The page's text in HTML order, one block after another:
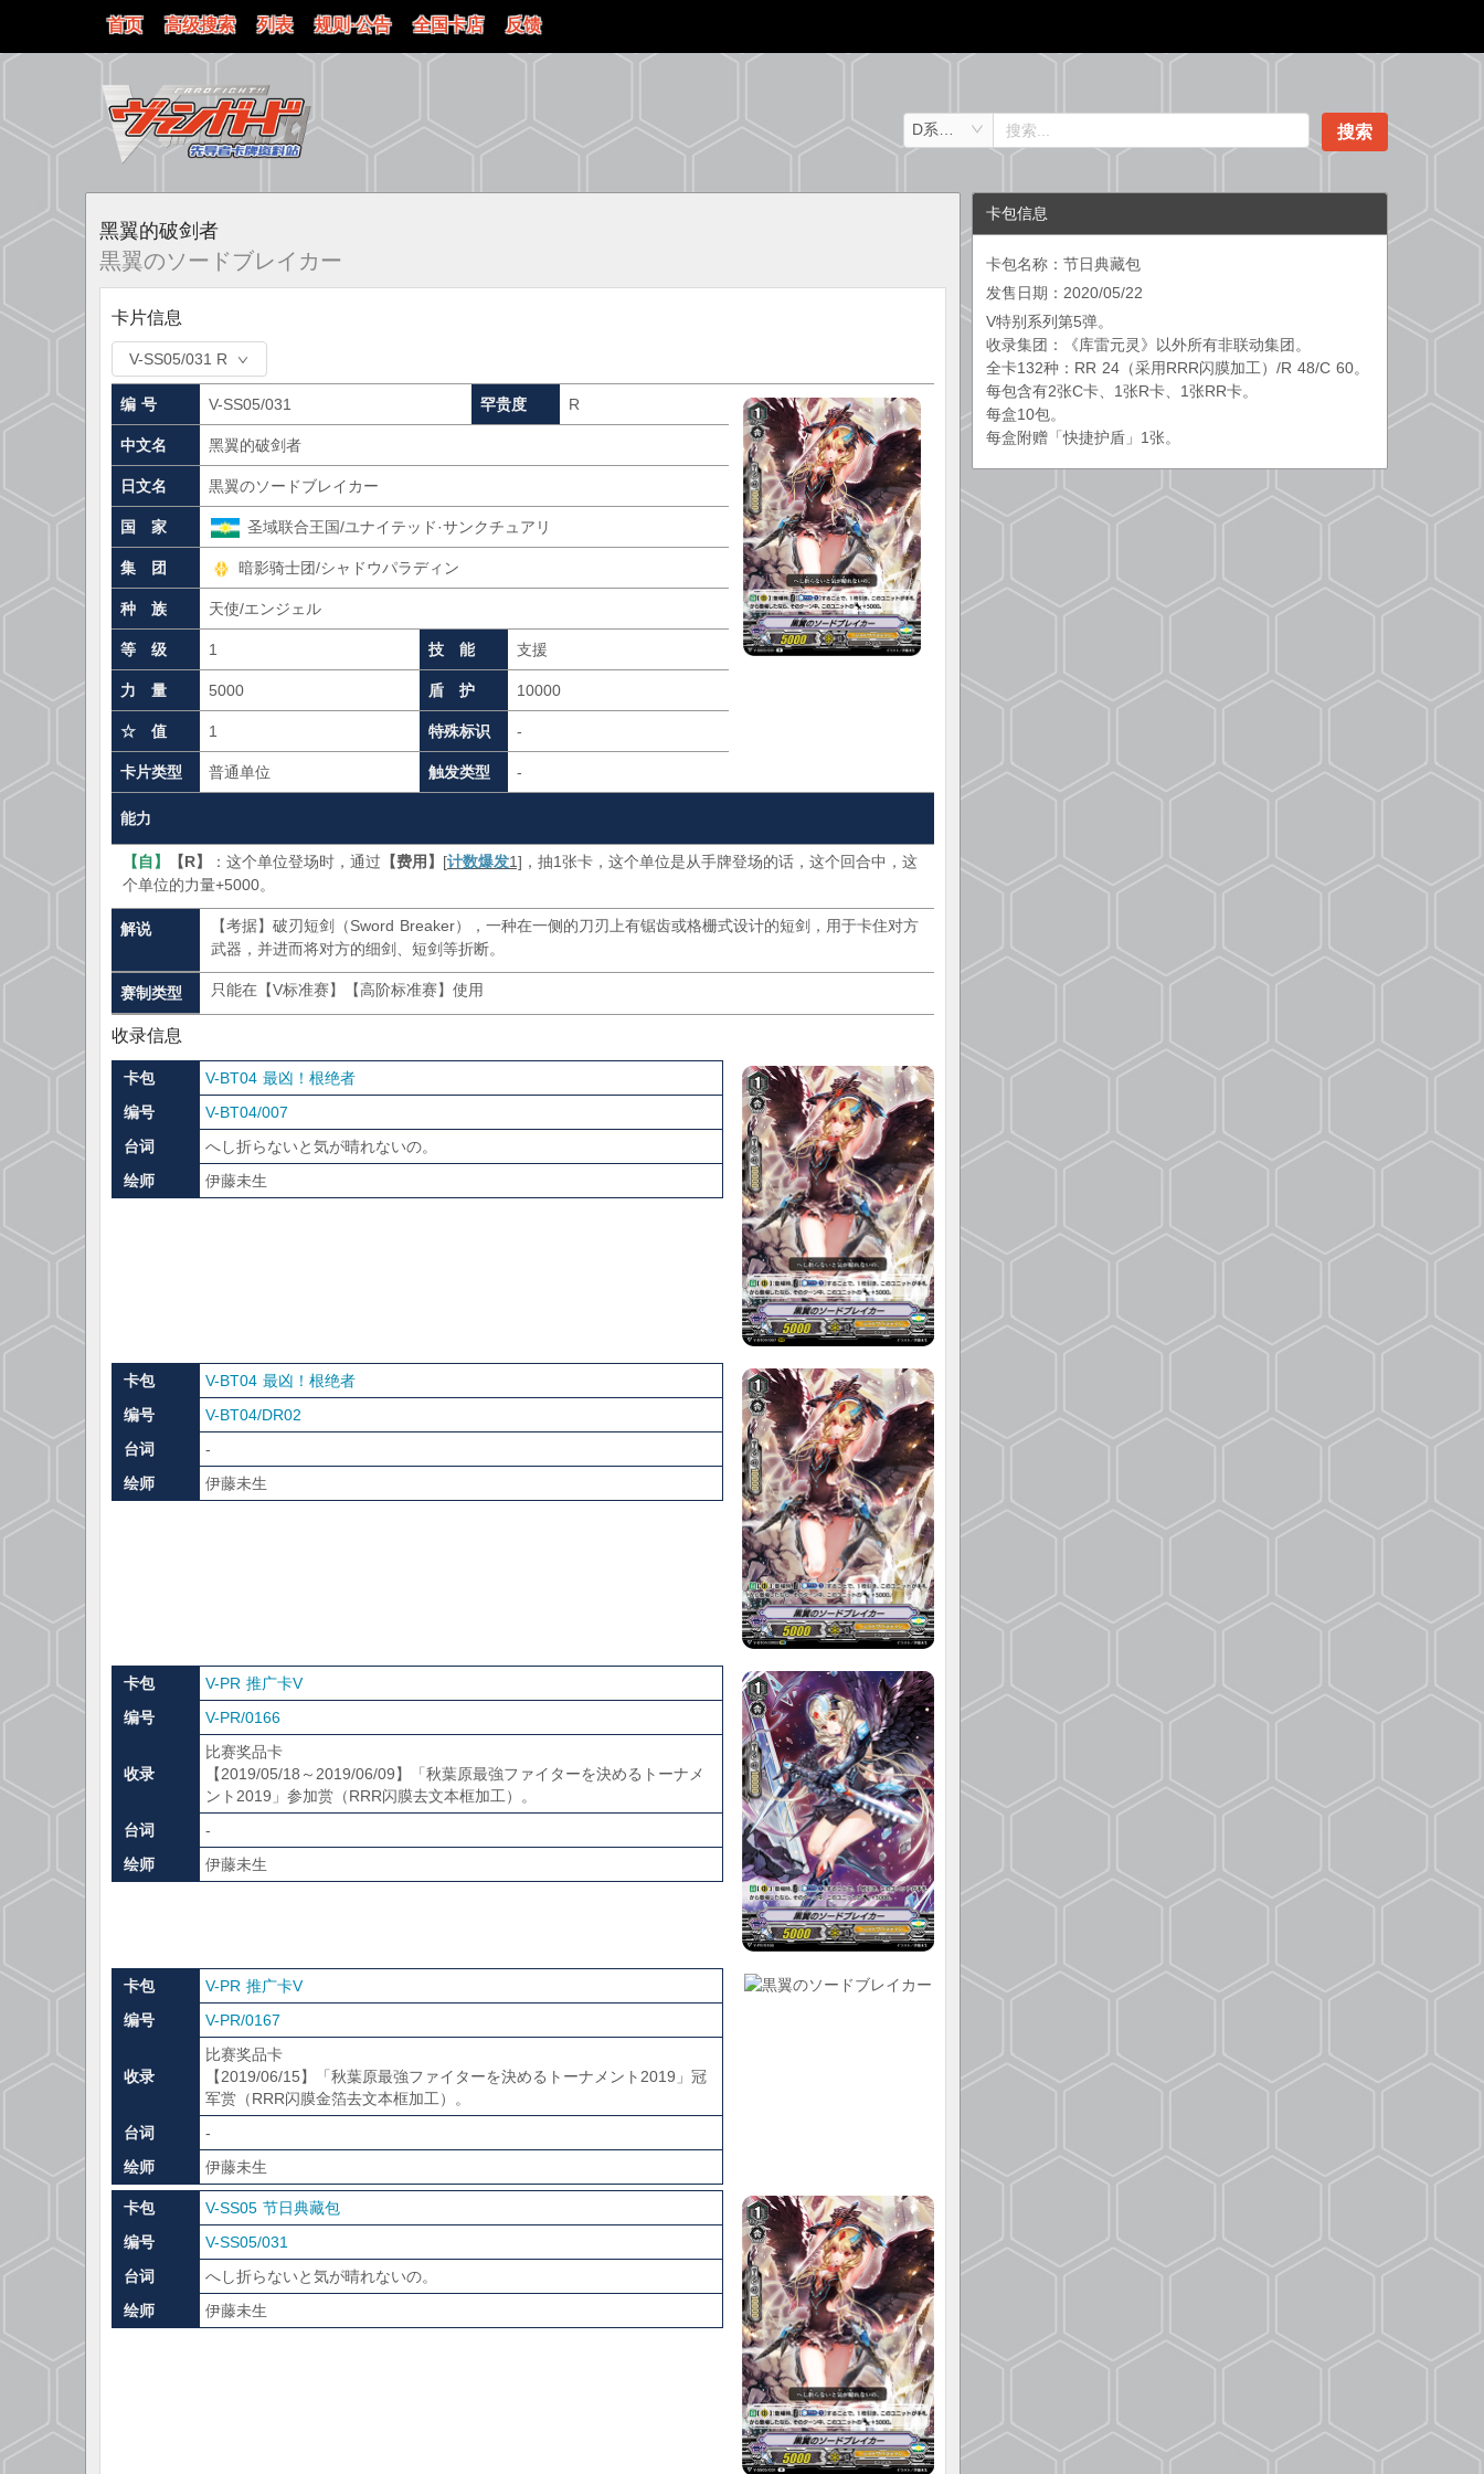
首页 高级搜索 列表 规则·公告 全国卡店 反馈
搜索
黑翼的破剑者
黒翼のソードブレイカー
卡片信息
V-SS05/031 R
编 号 V-SS05/031 罕贵度 R
中文名 黑翼的破剑者
日文名 黒翼のソードブレイカー
国 家 圣域联合王国/ユナイテッド·サンクチュアリ
集 团 暗影骑士团/シャドウパラディン
种 族 天使/エンジェル
等 级 1 技 能 支援
力 量 5000 盾 护 10000
☆ 值 1 特殊标识 -
卡片类型 普通单位 触发类型 -
能力
【自】 【R】 ：这个单位登场时，通过 【费用】 [计数爆发1] ，抽1张卡，这个单位是从手牌登场的话，这个回合中，这
个单位的力量+5000。
解说
【考据】破刃短剑（Sword Breaker），一种在一侧的刀刃上有锯齿或格栅式设计的短剑，用于卡住对方
武器，并进而将对方的细剑、短剑等折断。
赛制类型 只能在【V标准赛】【高阶标准赛】使用
收录信息
卡包
V-BT04 最凶！根绝者
编号
V-BT04/007
台词
へし折らないと気が晴れないの。
绘师
伊藤未生
卡包
V-BT04 最凶！根绝者
编号
V-BT04/DR02
台词
-
绘师
伊藤未生
卡包
V-PR 推广卡V
编号
V-PR/0166
收录
比赛奖品卡
【2019/05/18～2019/06/09】「秋葉原最強ファイターを決めるトーナメ
ント2019」参加赏（RRR闪膜去文本框加工）。
台词
-
绘师
伊藤未生
卡包
V-PR 推广卡V
编号
V-PR/0167
收录
比赛奖品卡
【2019/06/15】「秋葉原最強ファイターを決めるトーナメント2019」冠
军赏（RRR闪膜金箔去文本框加工）。
台词
-
绘师
伊藤未生
卡包
V-SS05 节日典藏包
编号
V-SS05/031
台词
へし折らないと気が晴れないの。
绘师
伊藤未生
卡包信息
卡包名称：节日典藏包
发售日期：2020/05/22
V特别系列第5弹。
收录集团：《库雷元灵》以外所有非联动集团。
全卡132种：RR 24（采用RRR闪膜加工）/R 48/C 60。
每包含有2张C卡、1张R卡、1张RR卡。
每盒10包。
每盒附赠「快捷护盾」1张。